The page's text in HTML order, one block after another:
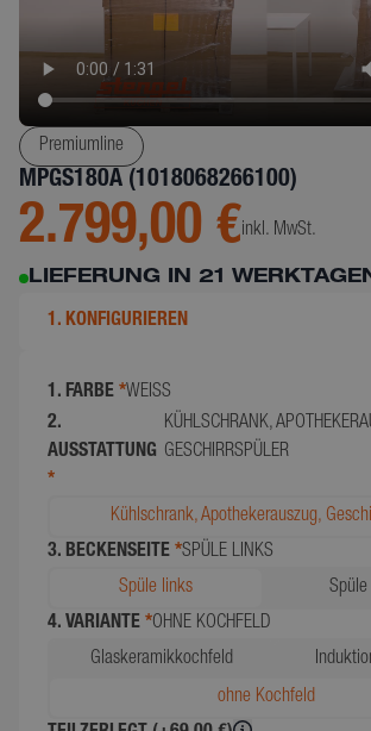
Premiumline
MPGS180A (1018068266100)
2.799,00 €inkl. MwSt.
LIEFERUNG IN 21
1. KONFIGURIEREN
1. FARBE *WEISS
2.
AUSSTATTUNG
*
KÜHLSCHRANK,
GESCHIRRSPÜLER
Kühlschrank, Apothekerauszug,
3. BECKENSEITE *SPÜLE LINKS
Spüle links
4. VARIANTE *OHNE KOCHFELD
Glaskeramikkochfeld
ohne Kochfeld